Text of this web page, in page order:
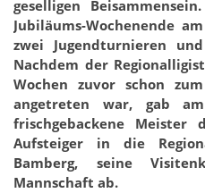
geselligen
Jubiläums-Wochenende
zwei Jugendturnieren
Nachdem der
Wochen zuvor schon
angetreten war, gab
frischgebackene Meister
Aufsteiger in die
Bamberg, seine
Mannschaft ab.